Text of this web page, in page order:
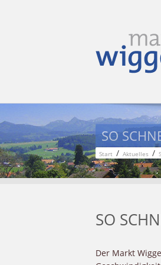
SO
Start / Aktuelles /
SO
Der Markt